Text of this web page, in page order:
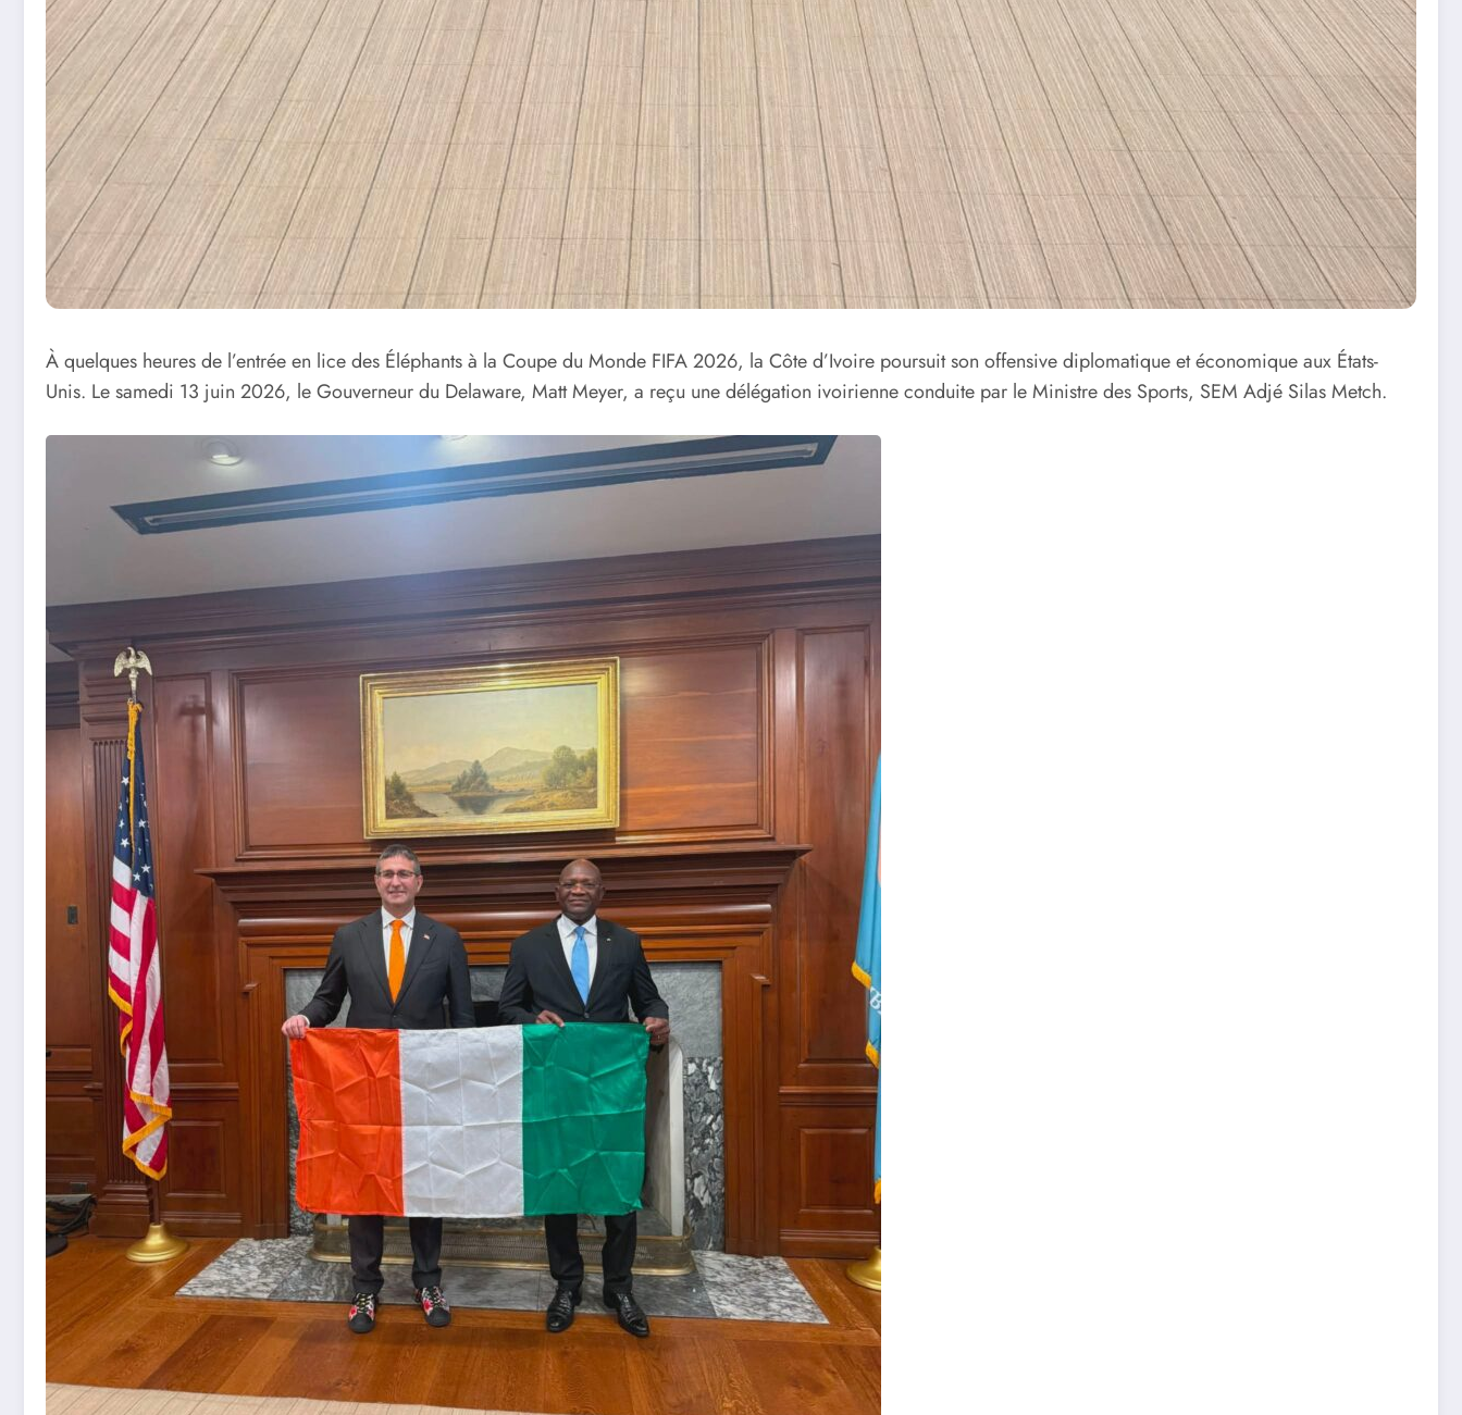
À quelques heures de l’entrée en lice des Éléphants à la Coupe du Monde FIFA 2026, la Côte d’Ivoire poursuit son offensive diplomatique et économique aux États-
Unis. Le samedi 13 juin 2026, le Gouverneur du Delaware, Matt Meyer, a reçu une délégation ivoirienne conduite par le Ministre des Sports, SEM Adjé Silas Metch.